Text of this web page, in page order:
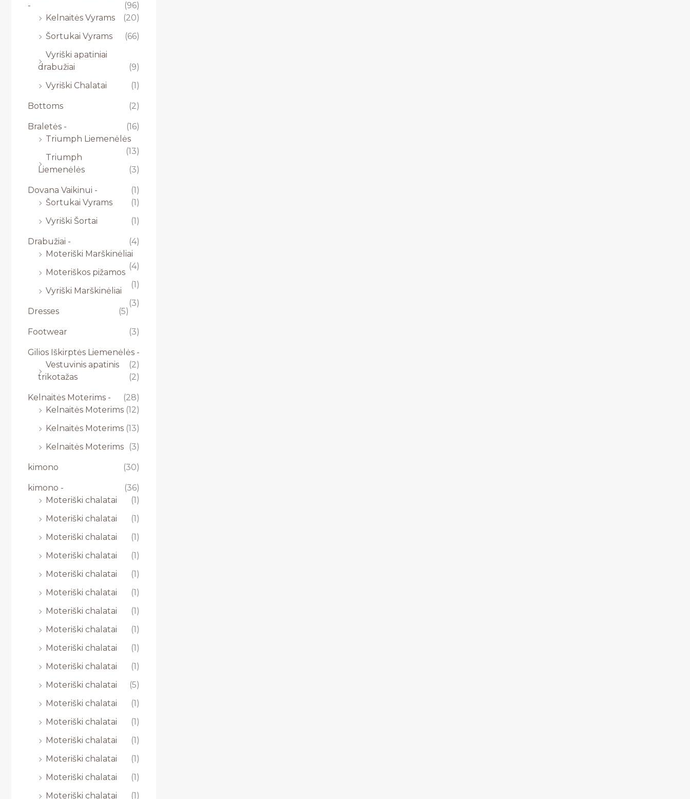
-
(96)
Kelnaitės Vyrams
(20)
Šortukai Vyrams
(66)
Vyriški apatiniai
drabužiai
(9)
Vyriški Chalatai
(1)
Bottoms (2)
Braletės -
(16)
Triumph Liemenėlės
(13)
Triumph
Liemenėlės
(3)
Dovana Vaikinui -
(1)
Šortukai Vyrams
(1)
Vyriški Šortai
(1)
Drabužiai -
(4)
Moteriški Marškinėliai
(4)
Moteriškos pižamos
(1)
Vyriški Marškinėliai
(3)
Dresses
(5)
Footwear (3)
Gilios Iškirptės Liemenėlės -
(2)
Vestuvinis apatinis
trikotažas
(2)
Kelnaitės Moterims -
(28)
Kelnaitės Moterims (12)
Kelnaitės Moterims (13)
Kelnaitės Moterims
(3)
kimono (30)
kimono -
(36)
Moteriški chalatai
(1)
Moteriški chalatai
(1)
Moteriški chalatai
(1)
Moteriški chalatai
(1)
Moteriški chalatai
(1)
Moteriški chalatai
(1)
Moteriški chalatai
(1)
Moteriški chalatai
(1)
Moteriški chalatai
(1)
Moteriški chalatai
(1)
Moteriški chalatai
(5)
Moteriški chalatai
(1)
Moteriški chalatai
(1)
Moteriški chalatai
(1)
Moteriški chalatai
(1)
Moteriški chalatai
(1)
Moteriški chalatai
(1)